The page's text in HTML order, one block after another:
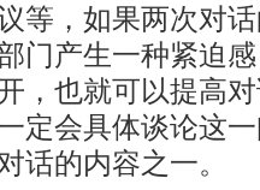
等，如果两次对
门产生一种紧迫
，也就可以提高
定会具体谈论这
话的内容之一。